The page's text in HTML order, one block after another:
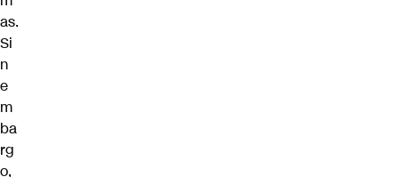
as.
Si
n
e
m
ba
rg
o,